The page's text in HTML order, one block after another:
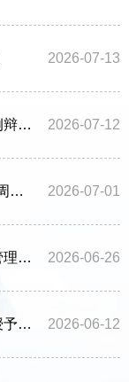
2026-07-13
2026-07-12
我院学生团队荣获2026年藤商国际案例辩论赛全国三等奖
2026-07-01
管理学院开展庆祝中国共产党成立105周年活动
2026-06-26
面对面答疑解惑 零距离服务考生——管理学院举办2026年高招咨询日活动
2026-06-12
管理学院举行2026年毕业典礼暨学位授予仪式